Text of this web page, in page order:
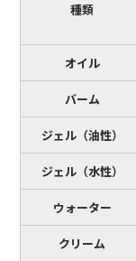
種類
オイル
バーム
ジェル（油性）
ジェル（水性）
ウォーター
クリーム